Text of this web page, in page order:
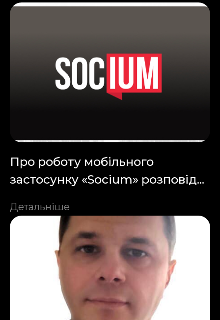
Про роботу мобільного
застосунку «Socium» розповід...
Детальніше